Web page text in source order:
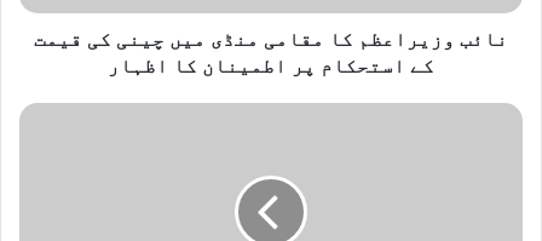
ا
ک
نائب وزیراعظم کا مقامی منڈی میں چینی کی قیمت
کے استحکام پر اطمینان کا اظہار
پ